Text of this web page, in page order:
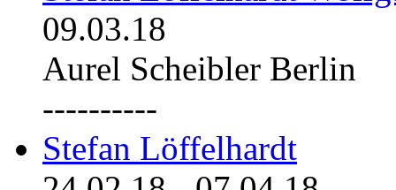
09.03.18
Aurel Scheibler Berlin
----------
Stefan Löffelhardt